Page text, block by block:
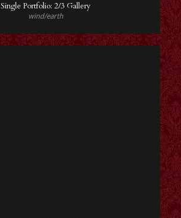
Single Portfolio: 2/3 Gallery
wind/earth